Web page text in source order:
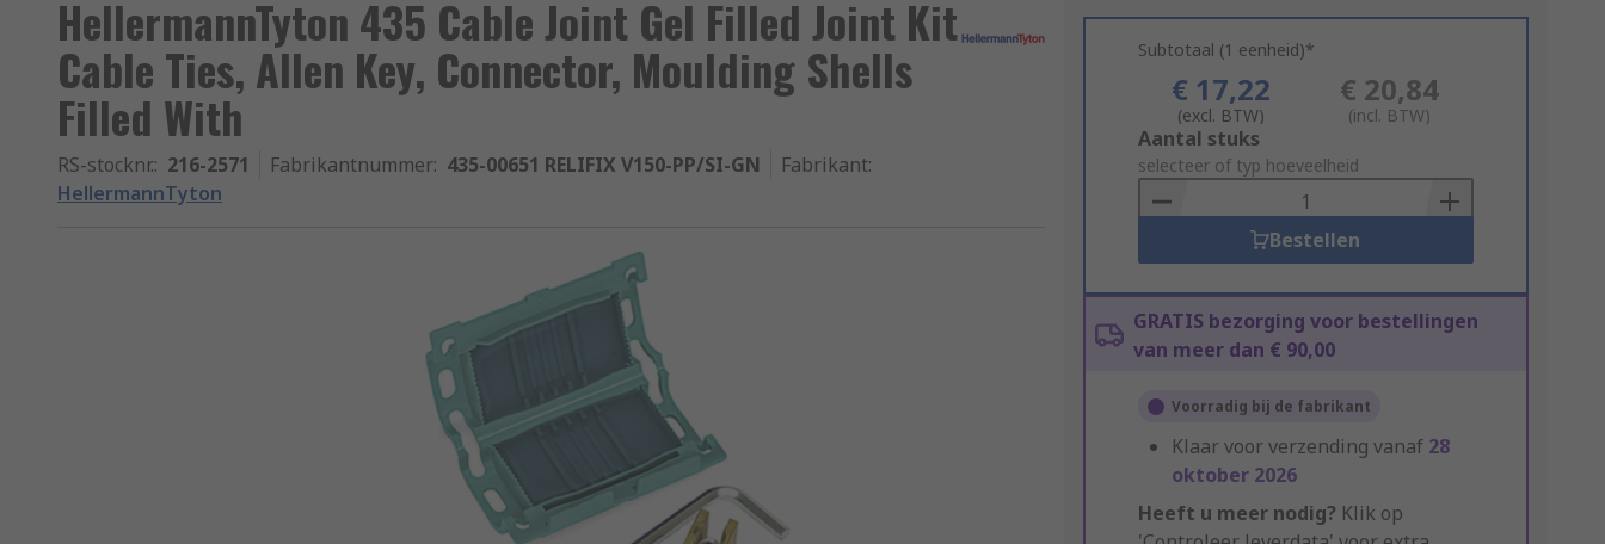
HellermannTyton 435 Cable Joint Gel Filled Joint Kit
Cable Ties, Allen Key, Connector, Moulding Shells
Filled With
RS-stocknr.: 216-2571 Fabrikantnummer: 435-00651 RELIFIX V150-PP/SI-GN Fabrikant:
HellermannTyton
Subtotaal (1 eenheid)*
€ 17,22
(excl. BTW)
€ 20,84
(incl. BTW)
Add
to
Basket
Aantal stuks
selecteer of typ hoeveelheid
Bestellen
GRATIS bezorging voor bestellingen
van meer dan € 90,00
Voorradig bij de fabrikant
Klaar voor verzending vanaf 28
oktober 2026
Heeft u meer nodig? Klik op